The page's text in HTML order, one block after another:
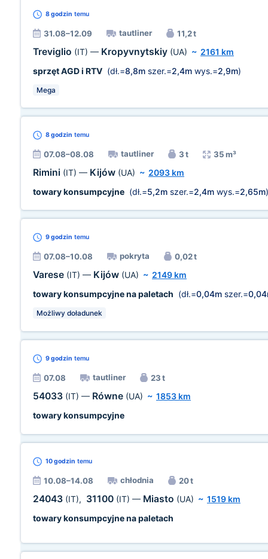
8 godzin temu
31.08–12.09 tautliner 11,2 t
Treviglio (IT) — Kropyvnytskiy (UA) ~ 2161 km
sprzęt AGD i RTV (dł.=8,8m szer.=2,4m wys.=2,9m)
Mega
8 godzin temu
07.08–08.08 tautliner 3 t 35 m³
Rimini (IT) — Kijów (UA) ~ 2093 km
towary konsumpcyjne (dł.=5,2m szer.=2,4m wys.=2,65m)
9 godzin temu
07.08–10.08 pokryta 0,02 t
Varese (IT) — Kijów (UA) ~ 2149 km
towary konsumpcyjne na paletach (dł.=0,04m szer.=
Możliwy doładunek
9 godzin temu
07.08 tautliner 23 t
54033 (IT) — Równe (UA) ~ 1853 km
towary konsumpcyjne
10 godzin temu
10.08–14.08 chłodnia 20 t
24043 (IT), 31100 (IT) — Miasto (UA) ~ 1519 km
towary konsumpcyjne na paletach